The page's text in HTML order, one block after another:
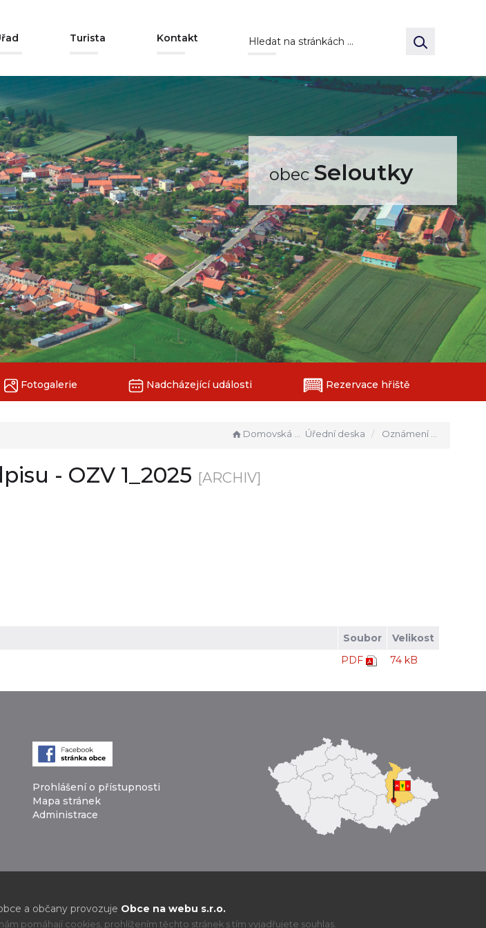
Turista Kontakt
obecSeloutky
Fotogalerie Nadcházející události Rezervace hřiště
Domovská stránka Úřední deska Oznámení o vyhlášení právního předpisu - OZV 1_2025
- OZV 1_2025 [ARCHIV]
Soubor
Velikost
PDF 74 kB
Prohlášení o přístupnosti
Mapa stránek
Administrace
a občany provozuje Obce na webu s.r.o.
pomáhají cookies, prohlížením těchto stránek s tím vyjadřujete souhlas.